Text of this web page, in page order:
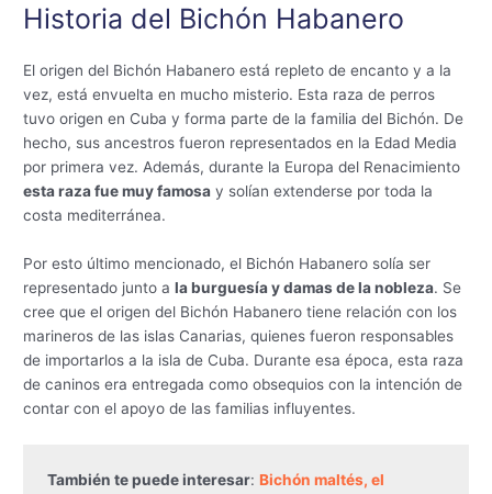
Historia del Bichón Habanero
El origen del Bichón Habanero está repleto de encanto y a la
vez, está envuelta en mucho misterio. Esta raza de perros
tuvo origen en Cuba y forma parte de la familia del Bichón. De
hecho, sus ancestros fueron representados en la Edad Media
por primera vez. Además, durante la Europa del Renacimiento
esta raza fue muy famosa y solían extenderse por toda la
costa mediterránea.
Por esto último mencionado, el Bichón Habanero solía ser
representado junto ala burguesía y damas de la nobleza. Se
cree que el origen del Bichón Habanero tiene relación con los
marineros de las islas Canarias, quienes fueron responsables
de importarlos a la isla de Cuba. Durante esa época, esta raza
de caninos era entregada como obsequios con la intención de
contar con el apoyo de las familias influyentes.
También te puede interesar: Bichón maltés, el